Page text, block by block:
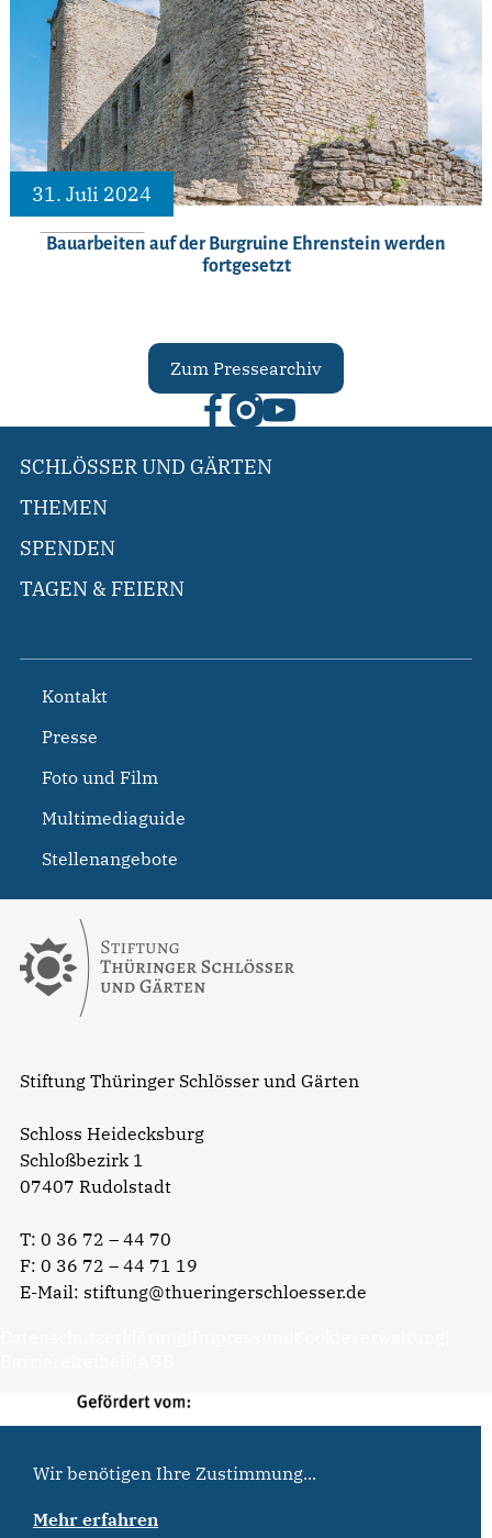
31. Juli 2024
Bauarbeiten auf der Burgruine Ehrenstein werden
fortgesetzt
Zum Pressearchiv
Stiftung Thüringer Schlösser und Gärten
Schloss Heidecksburg
Schloßbezirk 1
07407 Rudolstadt
T: 0 36 72 – 44 70
F: 0 36 72 – 44 71 19
E-Mail: stiftung@thueringerschloesser.de
SCHLÖSSER UND GÄRTEN
THEMEN
SPENDEN
TAGEN & FEIERN
Kontakt
Presse
Foto und Film
Multimediaguide
Stellenangebote
Wir benötigen Ihre Zustimmung...
Mehr erfahren